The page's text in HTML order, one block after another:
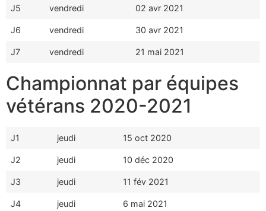
J5 vendredi 02 avr 2021
J6 vendredi 30 avr 2021
J7 vendredi 21 mai 2021
Championnat par équipes
vétérans 2020-2021
J1 jeudi 15 oct 2020
J2 jeudi 10 déc 2020
J3 jeudi 11 fév 2021
J4 jeudi 6 mai 2021